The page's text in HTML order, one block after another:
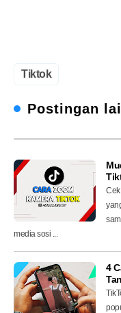
Tiktok
Postingan
media sosi ...
4